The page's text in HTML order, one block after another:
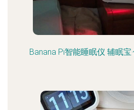
Banana Pi智能睡眠仪 辅眠宝